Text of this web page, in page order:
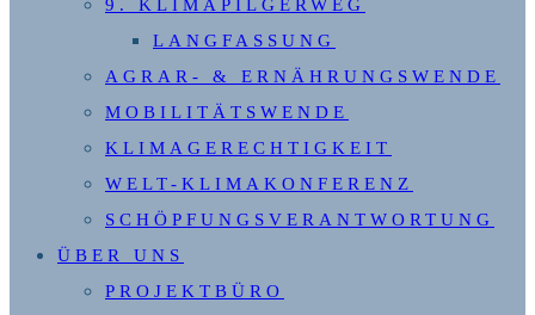
9. KLIMAPILGERWEG
LANGFASSUNG
AGRAR- & ERNÄHRUNGSWENDE
MOBILITÄTSWENDE
KLIMAGERECHTIGKEIT
WELT-KLIMAKONFERENZ
SCHÖPFUNGSVERANTWORTUNG
ÜBER UNS
PROJEKTBÜRO